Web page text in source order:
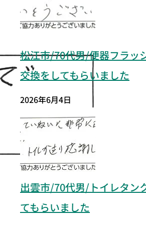
松江市/70代男/便器フラッ
交換をしてもらいました
2026年6月4日
出雲市/70代男/トイレタン
てもらいました